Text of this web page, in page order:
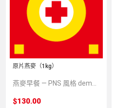
原片燕麥（1kg）
$130.00